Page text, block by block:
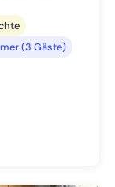
(3 Gäste)